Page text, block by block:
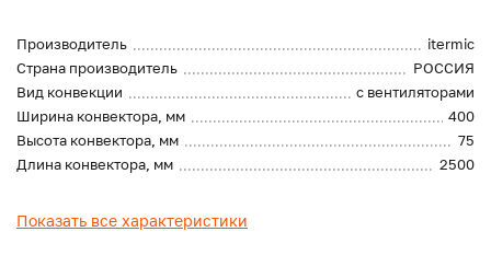
Производитель
itermic
Страна производитель
РОССИЯ
Вид конвекции
с вентиляторами
Ширина конвектора, мм
400
Высота конвектора, мм
75
Длина конвектора, мм
2500
Показать все характеристики